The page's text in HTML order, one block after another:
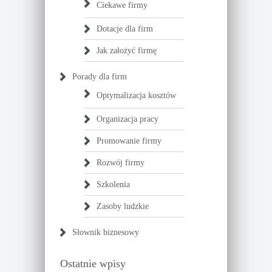
Ciekawe firmy
Dotacje dla firm
Jak założyć firmę
Porady dla firm
Optymalizacja kosztów
Organizacja pracy
Promowanie firmy
Rozwój firmy
Szkolenia
Zasoby ludzkie
Słownik biznesowy
Ostatnie wpisy